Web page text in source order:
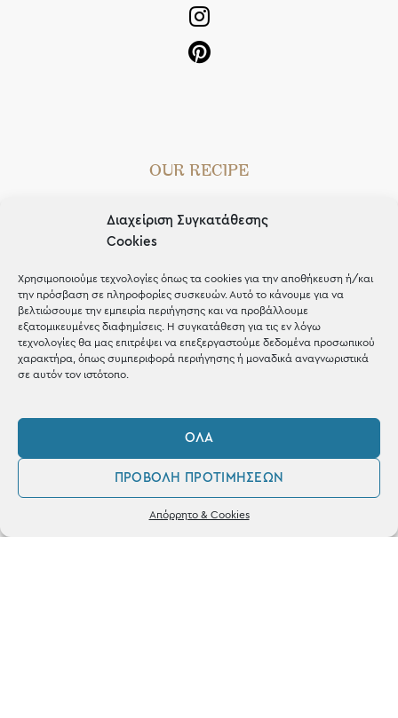
Διαχείριση Συγκατάθεσης
Cookies
Χρησιμοποιούμε τεχνολογίες όπως τα cookies για την αποθήκευση ή/και
την πρόσβαση σε πληροφορίες συσκευών. Αυτό το κάνουμε για να
βελτιώσουμε την εμπειρία περιήγησης και να προβάλλουμε
εξατομικευμένες διαφημίσεις. Η συγκατάθεση για τις εν λόγω
τεχνολογίες θα μας επιτρέψει να επεξεργαστούμε δεδομένα προσωπικού
χαρακτήρα, όπως συμπεριφορά περιήγησης ή μοναδικά αναγνωριστικά
σε αυτόν τον ιστότοπο.
ΌΛΑ
ΠΡΟΒΟΛΉ ΠΡΟΤΙΜΉΣΕΩΝ
Απόρρητο & Cookies
OUR RECIPE
Blog
Shop the look
ΚΑΤΑΣΤΗΜΑ
2421 217300
Δευ / Τετ / Σαβ: 09:00 - 15:00
0